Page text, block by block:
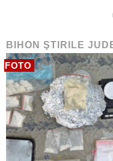
BIHON ŞTIRILE
FOTO